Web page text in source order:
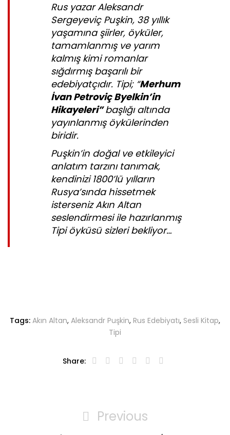
Rus yazar Aleksandr
Sergeyeviç Puşkin, 38 yıllık
yaşamına şiirler, öyküler,
tamamlanmış ve yarım
kalmış kimi romanlar
sığdırmış başarılı bir
edebiyatçıdır. Tipi; “Merhum
İvan Petroviç Byelkin’in
Hikayeleri”başlığı altında
yayınlanmış öykülerinden
biridir.
Puşkin’in doğal ve etkileyici
anlatım tarzını tanımak,
kendinizi 1800’lü yılların
Rusya’sında hissetmek
isterseniz Akın Altan
seslendirmesi ile hazırlanmış
Tipi öyküsü sizleri bekliyor…
Tags: Akın Altan, Aleksandr Puşkin, Rus Edebiyatı, Sesli Kitap,
Tipi
Share:
gezinmesiPrevious
Previous